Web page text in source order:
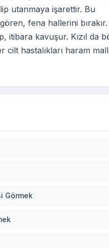
utanmaya işarettir. Bu
fena hallerini
itibara kavuşur. Kızıl da
cilt hastalıkları haram
Görmek